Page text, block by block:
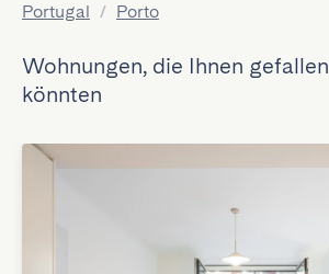
Portugal / Porto
Wohnungen, die Ihnen gefallen
könnten